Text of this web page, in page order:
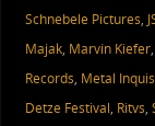
Schnebele Pictures,
Majak, Marvin Kiefer,
Records, Metal
Detze Festival, Ritvs,